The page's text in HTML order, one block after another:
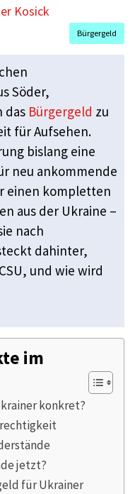
Kosick
Bürgergeld
Söder,
das Bürgergeld zu
für Aufsehen.
bislang eine
neu ankommende
einen kompletten
aus der Ukraine –
nach
dahinter,
und wie wird
im
konkret?
jetzt?
für Ukrainer